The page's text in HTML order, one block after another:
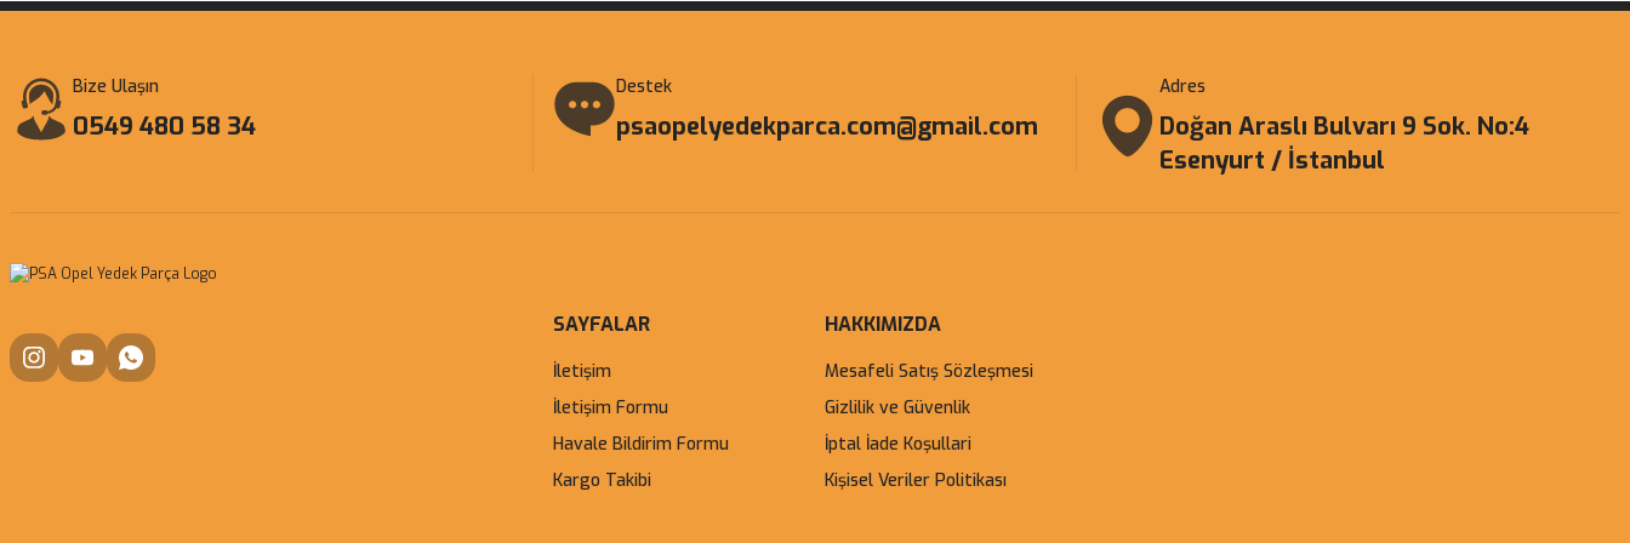
Bize Ulaşın
0549 480 58 34
Destek
psaopelyedekparca.com@gmail.com
Adres
Doğan Araslı Bulvarı 9 Sok. No:4
Esenyurt / İstanbul
SAYFALAR
İletişim
İletişim Formu
Havale Bildirim Formu
Kargo Takibi
HAKKIMIZDA
Mesafeli Satış Sözleşmesi
Gizlilik ve Güvenlik
İptal İade Koşullari
Kişisel Veriler Politikası